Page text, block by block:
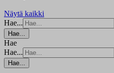
Näytä kaikki
Hae...
Hae...
Hae
Hae...
Hae...